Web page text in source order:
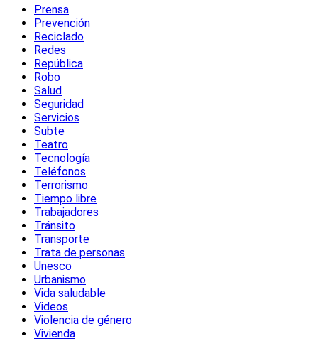
Prensa
Prevención
Reciclado
Redes
República
Robo
Salud
Seguridad
Servicios
Subte
Teatro
Tecnología
Teléfonos
Terrorismo
Tiempo libre
Trabajadores
Tránsito
Transporte
Trata de personas
Unesco
Urbanismo
Vida saludable
Videos
Violencia de género
Vivienda